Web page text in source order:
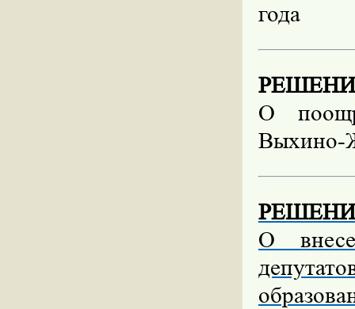
года
О
Выхино-
О